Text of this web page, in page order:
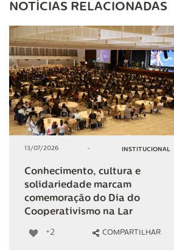
NOTÍCIAS RELACIONADAS
13/07/2026 - INSTITUCIONAL
Conhecimento, cultura e
solidariedade marcam
comemoração do Dia do
Cooperativismo na Lar
+2 COMPARTILHAR